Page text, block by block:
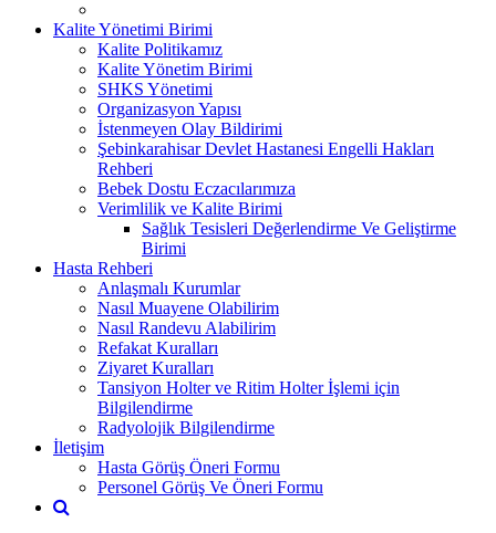
Kalite Yönetimi Birimi
Kalite Politikamız
Kalite Yönetim Birimi
SHKS Yönetimi
Organizasyon Yapısı
İstenmeyen Olay Bildirimi
Şebinkarahisar Devlet Hastanesi Engelli Hakları
Rehberi
Bebek Dostu Eczacılarımıza
Verimlilik ve Kalite Birimi
Sağlık Tesisleri Değerlendirme Ve Geliştirme
Birimi
Hasta Rehberi
Anlaşmalı Kurumlar
Nasıl Muayene Olabilirim
Nasıl Randevu Alabilirim
Refakat Kuralları
Ziyaret Kuralları
Tansiyon Holter ve Ritim Holter İşlemi için
Bilgilendirme
Radyolojik Bilgilendirme
İletişim
Hasta Görüş Öneri Formu
Personel Görüş Ve Öneri Formu